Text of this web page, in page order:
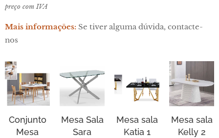
preço com IVA
Mais informações: Se tiver alguma dúvida, contacte-
nos
Conjunto
Mesa
Mesa Sala
Sara
Mesa sala
Katia 1
Mesa sala
Kelly 2